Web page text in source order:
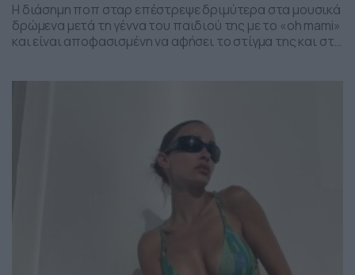
Η διάσημη ποπ σταρ επέστρεψε δριμύτερα στα μουσικά
δρώμενα μετά τη γέννα του παιδιού της με το «oh mami»
και είναι αποφασισμένη να αφήσει το στίγμα της και στο